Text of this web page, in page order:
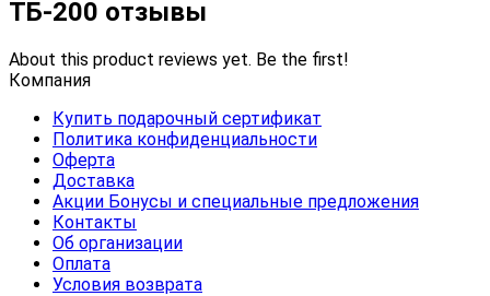
ТБ-200 отзывы
About this product reviews yet. Be the first!
Компания
Купить подарочный сертификат
Политика конфиденциальности
Оферта
Доставка
Акции Бонусы и специальные предложения
Контакты
Об организации
Оплата
Условия возврата